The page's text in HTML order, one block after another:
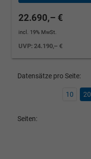
22.690,– €
incl. 19% MwSt.
UVP:24.190,– €
Datensätze pro Seite:
10 20
Seiten: